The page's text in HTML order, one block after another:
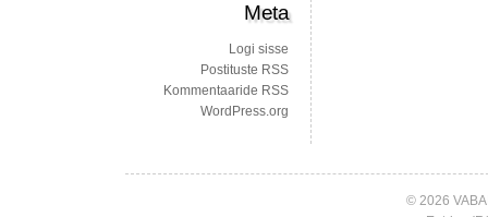
Meta
Logi sisse
Postituste RSS
Kommentaaride RSS
WordPress.org
© 2026